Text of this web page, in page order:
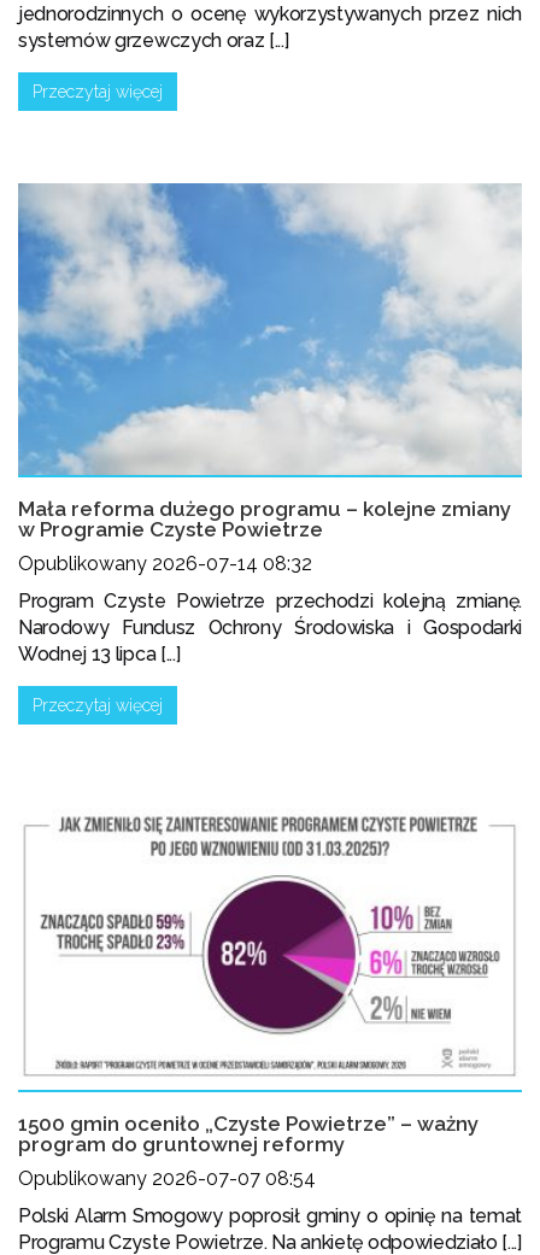
jednorodzinnych o ocenę wykorzystywanych przez nich
systemów grzewczych oraz [...]
Przeczytaj więcej
Mała reforma dużego programu – kolejne zmiany
w Programie Czyste Powietrze
Opublikowany 2026-07-14 08:32
Program Czyste Powietrze przechodzi kolejną zmianę.
Narodowy Fundusz Ochrony Środowiska i Gospodarki
Wodnej 13 lipca [...]
Przeczytaj więcej
1500 gmin oceniło „Czyste Powietrze” – ważny
program do gruntownej reformy
Opublikowany 2026-07-07 08:54
Polski Alarm Smogowy poprosił gminy o opinię na temat
Programu Czyste Powietrze. Na ankietę odpowiedziało [...]